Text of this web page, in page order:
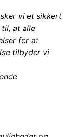
vi et sikkert
at alle
for at
tilbyder vi